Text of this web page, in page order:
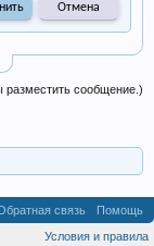
разместить сообщение.)
связь
Помощь
Условия и правила